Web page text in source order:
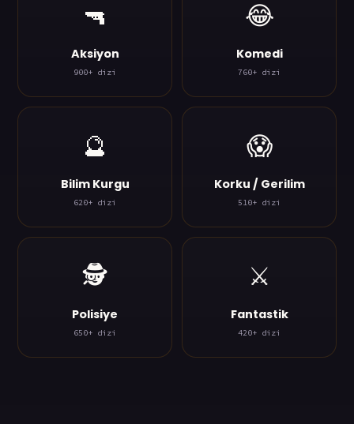
🔫
Aksiyon
900+ dizi
😂
Komedi
760+ dizi
🔮
Bilim Kurgu
620+ dizi
😱
Korku / Gerilim
510+ dizi
🕵️
Polisiye
650+ dizi
⚔️
Fantastik
420+ dizi